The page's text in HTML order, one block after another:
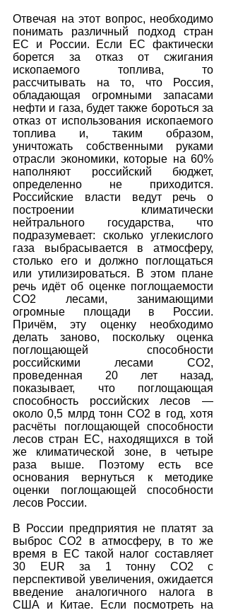
Отвечая на этот вопрос, необходимо
понимать различный подход стран
ЕС и России. Если ЕС фактически
борется за отказ от сжигания
ископаемого топлива, то
рассчитывать на то, что Россия,
обладающая огромными запасами
нефти и газа, будет также бороться за
отказ от использования ископаемого
топлива и, таким образом,
уничтожать собственными руками
отрасли экономики, которые на 60%
наполняют российский бюджет,
определенно не приходится.
Российские власти ведут речь о
построении климатически
нейтрального государства, что
подразумевает: сколько углекислого
газа выбрасывается в атмосферу,
столько его и должно поглощаться
или утилизироваться. В этом плане
речь идёт об оценке поглощаемости
СО2 лесами, занимающими
огромные площади в России.
Причём, эту оценку необходимо
делать заново, поскольку оценка
поглощающей способности
российскими лесами СО2,
проведенная 20 лет назад,
показывает, что поглощающая
способность российских лесов —
около 0,5 млрд тонн CO2 в год, хотя
расчёты поглощающей способности
лесов стран ЕС, находящихся в той
же климатической зоне, в четыре
раза выше. Поэтому есть все
основания вернуться к методике
оценки поглощающей способности
лесов России.
В России предприятия не платят за
выброс СО2 в атмосферу, в то же
время в ЕС такой налог составляет
30 EUR за 1 тонну СО2 с
перспективой увеличения, ожидается
введение аналогичного налога в